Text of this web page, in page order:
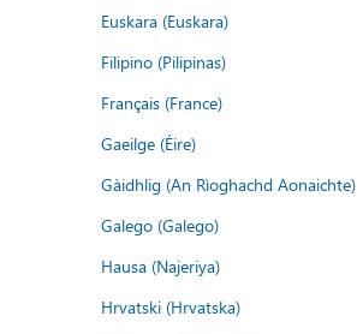
Euskara (Euskara)
Filipino (Pilipinas)
Français (France)
Gaeilge (Éire)
Gàidhlig (An Rìoghachd Aonaichte)
Galego (Galego)
Hausa (Najeriya)
Hrvatski (Hrvatska)